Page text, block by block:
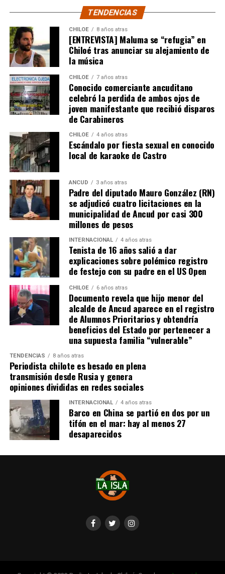
TENDENCIAS
CHILOE 8 años atras
[ENTREVISTA] Maluma se “refugia” en
Chiloé tras anunciar su alejamiento de
la música
CHILOE 7 años atras
Conocido comerciante ancuditano
celebró la perdida de ambos ojos de
joven manifestante que recibió disparos
de Carabineros
CHILOE 4 años atras
Escándalo por fiesta sexual en conocido
local de karaoke de Castro
ANCUD 3 años atras
Padre del diputado Mauro González (RN)
se adjudicó cuatro licitaciones en la
municipalidad de Ancud por casi 300
millones de pesos
INTERNACIONAL 4 años atras
Tenista de 16 años salió a dar
explicaciones sobre polémico registro
de festejo con su padre en el US Open
CHILOE 6 años atras
Documento revela que hijo menor del
alcalde de Ancud aparece en el registro
de Alumnos Prioritarios y obtendría
beneficios del Estado por pertenecer a
una supuesta familia “vulnerable”
TENDENCIAS 8 años atras
Periodista chilote es besado en plena
transmisión desde Rusia y genera
opiniones divididas en redes sociales
INTERNACIONAL 4 años atras
Barco en China se partió en dos por un
tifón en el mar: hay al menos 27
desaparecidos